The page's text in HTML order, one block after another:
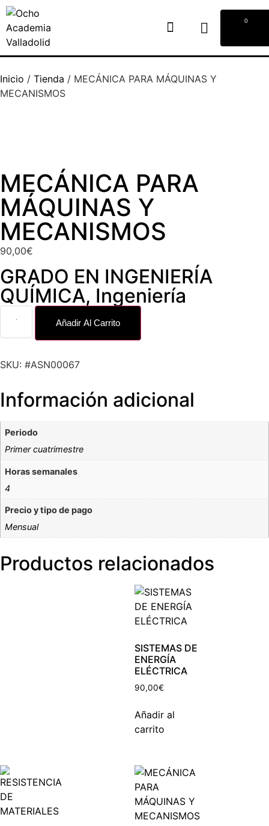
0
Inicio / Tienda / MECÁNICA PARA MÁQUINAS Y
MECANISMOS
MECÁNICA PARA
MÁQUINAS Y
MECANISMOS
90,00€
GRADO EN INGENIERÍA
QUÍMICA, Ingeniería
Añadir Al Carrito
SKU: #ASN00067
Información adicional
Periodo
Primer cuatrimestre
Horas semanales
4
Precio y tipo de pago
Mensual
Productos relacionados
SISTEMAS DE
ENERGÍA
ELÉCTRICA
90,00€
Añadir al
carrito